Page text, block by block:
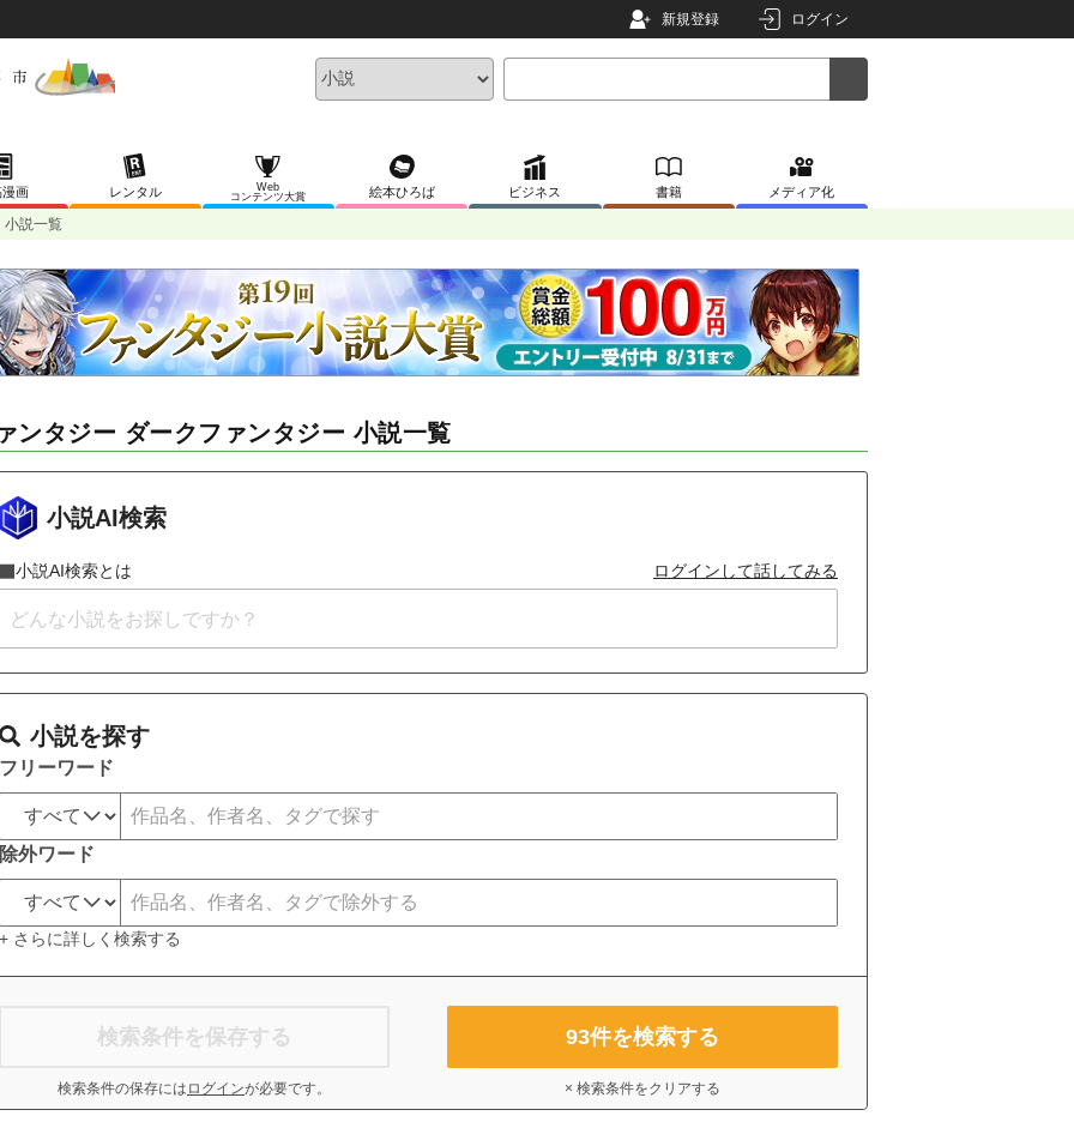
新規登録 ログイン
画 レンタル
Web
コンテンツ大賞
絵本ひろば ビジネス 書籍 メディア化
小説一覧
ンタジー ダークファンタジー 小説一覧
小説AI検索
小説AI検索とは ログインして話してみる
小説を探す
フリーワード
除外ワード
+ さらに詳しく検索する
検索条件を保存する
検索条件の保存には ログインが必要です。
93件を検索する
× 検索条件をクリアする